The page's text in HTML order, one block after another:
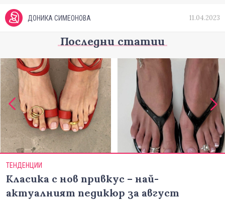
ДОНИКА СИМЕОНОВА 11.04.2023
Последни статии
ТЕНДЕНЦИИ
Класика с нов привкус – най-
актуалният педикюр за август